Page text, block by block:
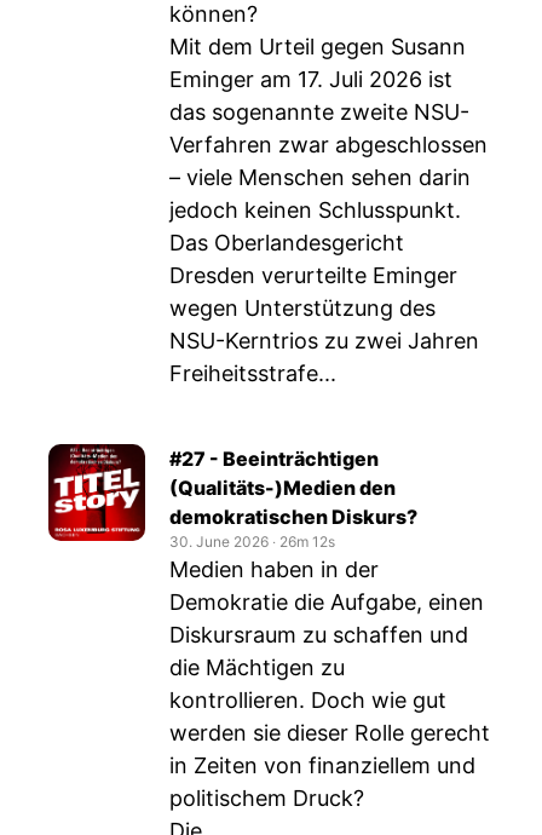
können?
Mit dem Urteil gegen Susann
Eminger am 17. Juli 2026 ist
das sogenannte zweite NSU-
Verfahren zwar abgeschlossen
– viele Menschen sehen darin
jedoch keinen Schlusspunkt.
Das Oberlandesgericht
Dresden verurteilte Eminger
wegen Unterstützung des
NSU-Kerntrios zu zwei Jahren
Freiheitsstrafe...
#27 - Beeinträchtigen
(Qualitäts-)Medien den
demokratischen Diskurs?
30. June 2026 ‧ 26m 12s
Medien haben in der
Demokratie die Aufgabe, einen
Diskursraum zu schaffen und
die Mächtigen zu
kontrollieren. Doch wie gut
werden sie dieser Rolle gerecht
in Zeiten von finanziellem und
politischem Druck?